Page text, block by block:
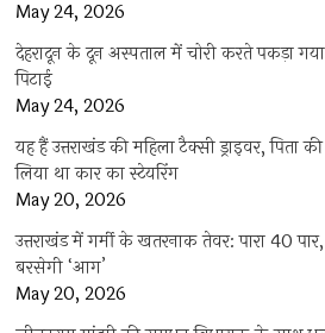
May 24, 2026
देहरादून के दून अस्पताल में चोरी करते पकड़ा
पिटाई
May 24, 2026
यह हैं उत्तराखंड की महिला टैक्सी ड्राइवर, पिता
लिया था कार का स्टेयरिंग
May 20, 2026
उत्तराखंड में गर्मी के खतरनाक तेवर: पारा 40
बरसेगी ‘आग’
May 20, 2026